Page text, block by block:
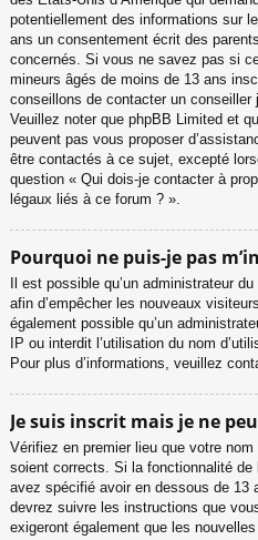
potentiellement des informations sur
ans un consentement écrit des
concernés. Si vous ne savez pas si
mineurs âgés de moins de 13 ans
conseillons de contacter un conseiller
Veuillez noter que phpBB Limited et
peuvent pas vous proposer
être contactés à ce sujet, excepté
question « Qui dois-je contacter à
légaux liés à ce forum ? ».
Pourquoi ne puis-je pas
Il est possible qu’un administrateur
afin d’empêcher les nouveaux
également possible qu’un
IP ou interdit l’utilisation du nom
Pour plus d’informations, veuillez
Je suis inscrit mais je ne
Vérifiez en premier lieu que votre
soient corrects. Si la fonctionnalité
avez spécifié avoir en dessous de 13
devrez suivre les instructions que
exigeront également que les